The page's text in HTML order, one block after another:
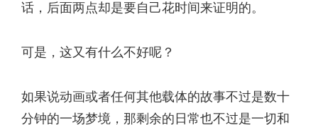
话，后面两点却是要自己花时间来证明的。
可是，这又有什么不好呢？
如果说动画或者任何其他载体的故事不过是数十
分钟的一场梦境，那剩余的日常也不过是一切和